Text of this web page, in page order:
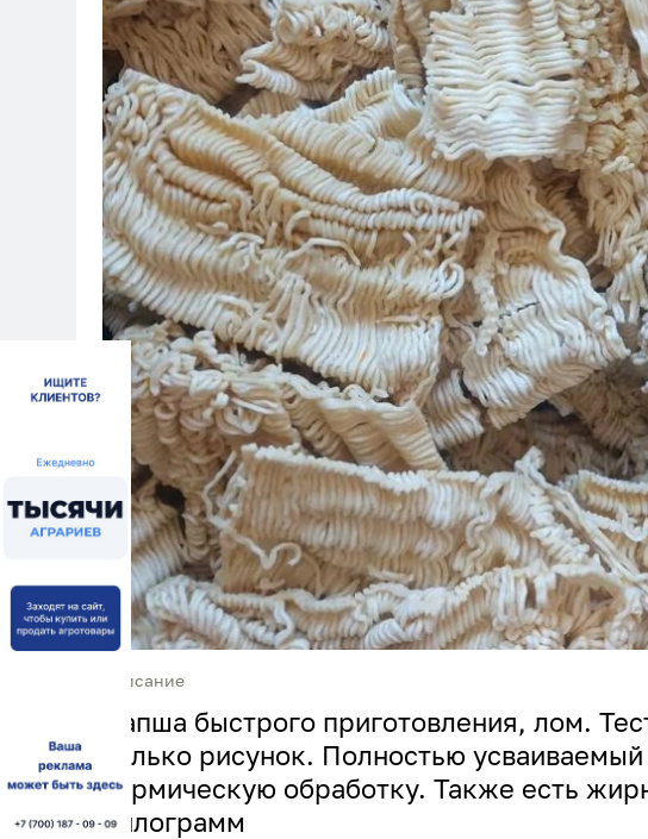
Описание
Лапша быстрого приготовления, лом.
только рисунок. Полностью
термическую обработку. Также есть
килограмм